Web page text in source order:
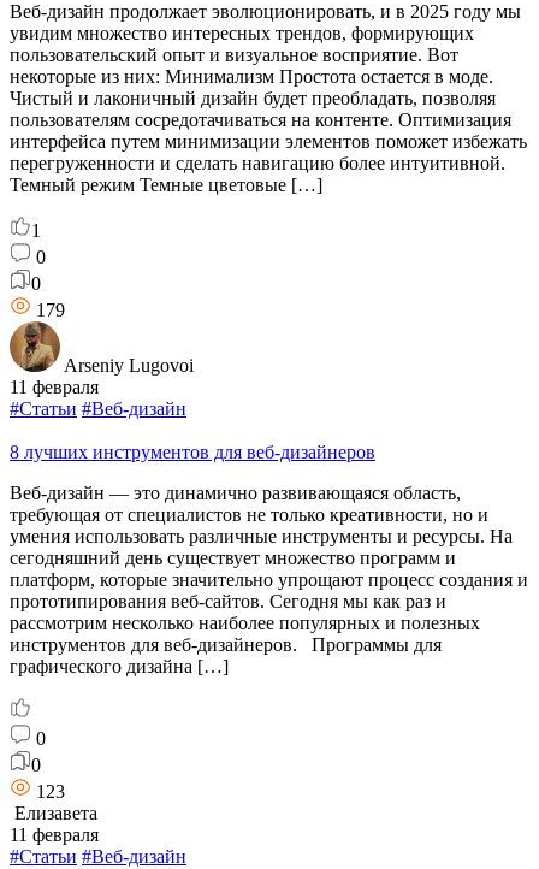
Веб-дизайн продолжает эволюционировать, и в 2025 году мы
увидим множество интересных трендов, формирующих
пользовательский опыт и визуальное восприятие. Вот
некоторые из них: Минимализм Простота остается в моде.
Чистый и лаконичный дизайн будет преобладать, позволяя
пользователям сосредотачиваться на контенте. Оптимизация
интерфейса путем минимизации элементов поможет избежать
перегруженности и сделать навигацию более интуитивной.
Темный режим Темные цветовые […]
1
0
0
179
Arseniy Lugovoi
11 февраля
#Статьи #Веб-дизайн
8 лучших инструментов для веб-дизайнеров
Веб-дизайн — это динамично развивающаяся область,
требующая от специалистов не только креативности, но и
умения использовать различные инструменты и ресурсы. На
сегодняшний день существует множество программ и
платформ, которые значительно упрощают процесс создания и
прототипирования веб-сайтов. Сегодня мы как раз и
рассмотрим несколько наиболее популярных и полезных
инструментов для веб-дизайнеров. Программы для
графического дизайна […]
0
0
123
Елизавета
11 февраля
#Статьи #Веб-дизайн